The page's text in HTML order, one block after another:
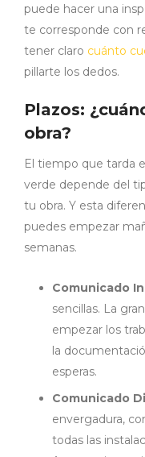
puede hacer una
te corresponde con
tener claro cuánto
pillarte los dedos.
Plazos:
obra?
El tiempo que tarda
verde depende del
tu obra. Y esta
puedes empezar
semanas.
Comunicado
sencillas. La
empezar los
la
esperas.
Comunicado
envergadura,
todas las